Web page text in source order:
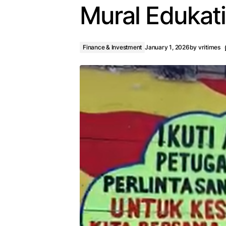
Mural
Finance & Investment January 1, 2026by vritimes